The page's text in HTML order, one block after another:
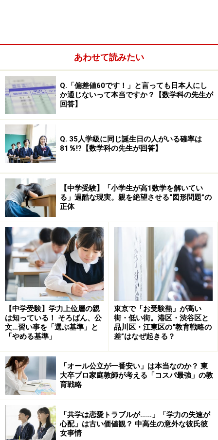
あわせて読みたい
Q.「偏差値60です！」と言っても日本人にし
か通じないって本当ですか？【数学科の先生が
回答】
Q. 35人学級に同じ誕生日の人がいる確率は
81％!?【数学科の先生が回答】
【中学受験】「小学生が高1数学を解いてい
る」過酷な現実。親を絶望させる“図形問題”の
正体
【中学受験】学力上位層の親
は知っている！ そろばん、公
文…習い事を「選ぶ基準」と
「やめる基準」
東京で「お受験熱」が高い
街・低い街。港区・渋谷区と
品川区・江東区の“教育戦略の
差”はなぜ起きる？
「オール公立が一番安い」は本当なのか？ 東
大卒プロ家庭教師が考える「コスパ最強」の教
育戦略
「共学は恋愛トラブルが……」「学力の失速が
心配」は古い価値観？ 中高生の意外な彼氏彼
女事情